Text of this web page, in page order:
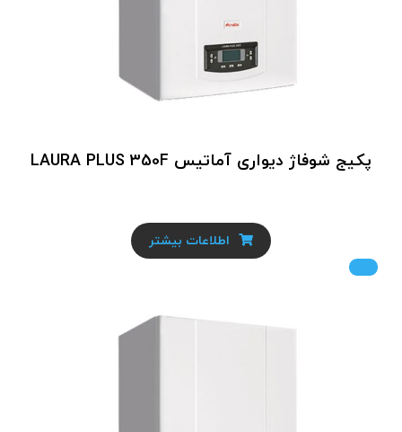
پکیج شوفاژ دیواری آماتیس LAURA PLUS 350F
اطلاعات بیشتر